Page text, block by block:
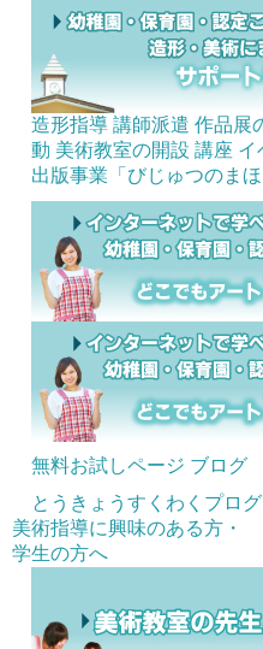
造形指導 講師派遣 作品展
動 美術教室の開設 講座 イ
出版事業「びじゅつのまほ
無料お試しページ ブログ
とうきょうすくわくプロ
美術指導に興味のある方・
学生の方へ